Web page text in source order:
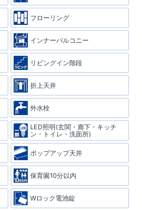
フローリング
インナーバルコニー
リビングイン階段
折上天井
外水栓
LED照明(玄関・廊下・キッチ
ン・トイレ・洗面所)
ポップアップ天井
保育園10分以内
Wロック電池錠